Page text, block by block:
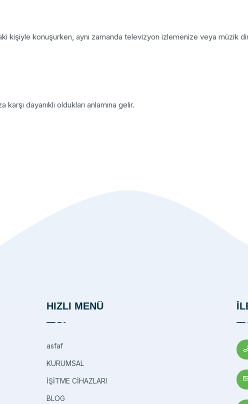
kişiyle konuşurken, aynı zamanda televizyon izlemenize veya müzik
dayanıklı oldukları anlamına gelir.
HIZLI MENÜ
asfaf
KURUMSAL
İŞİTME CİHAZLARI
BLOG